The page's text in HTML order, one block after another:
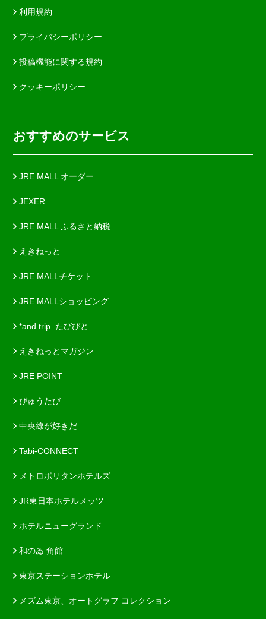
利用規約
プライバシーポリシー
投稿機能に関する規約
クッキーポリシー
おすすめのサービス
JRE MALL オーダー
JEXER
JRE MALL ふるさと納税
えきねっと
JRE MALLチケット
JRE MALLショッピング
*and trip. たびびと
えきねっとマガジン
JRE POINT
びゅうたび
中央線が好きだ
Tabi-CONNECT
メトロポリタンホテルズ
JR東日本ホテルメッツ
ホテルニューグランド
和のゐ 角館
東京ステーションホテル
メズム東京、オートグラフ コレクション